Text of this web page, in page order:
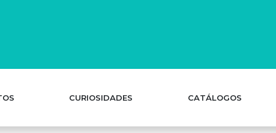
CURIOSIDADES CATÁLOGOS